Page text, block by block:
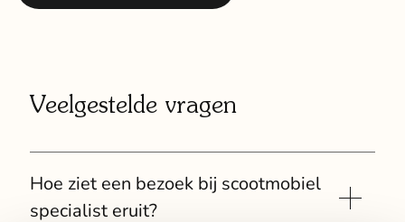
Veelgestelde vragen
Hoe ziet een bezoek bij scootmobiel
specialist eruit?